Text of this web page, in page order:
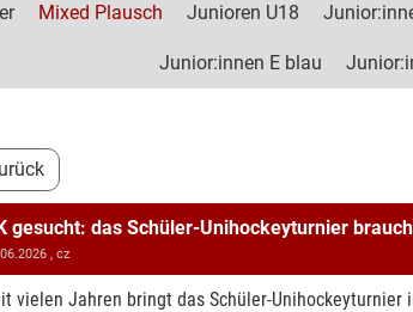
Mixed Plausch Junioren U18
Junior:innen E blau
gesucht: das Schüler-Unihockeyturnier
, cz
vielen Jahren bringt das Schüler-